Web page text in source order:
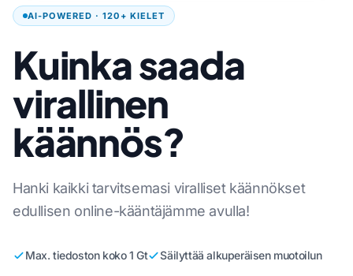
AI-POWERED · 120+ KIELET
Kuinka saada
virallinen
käännös?
Hanki kaikki tarvitsemasi viralliset käännökset
edullisen online-kääntäjämme avulla!
Max. tiedoston koko 1 Gt Säilyttää alkuperäisen muotoilun